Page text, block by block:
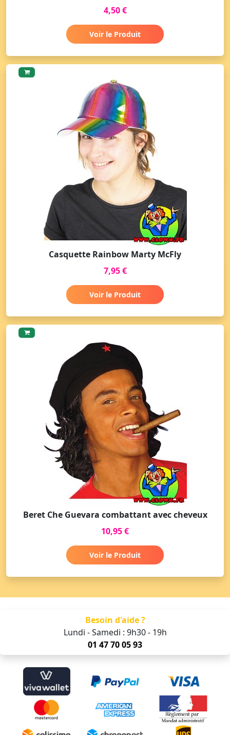
4,50 €
Voir le Produit
Casquette Rainbow Marty McFly
7,95 €
Voir le Produit
Beret Che Guevara combattant avec cheveux
10,95 €
Voir le Produit
Besoin d'aide ?
Lundi - Samedi : 9h30 - 19h
01 47 70 05 93